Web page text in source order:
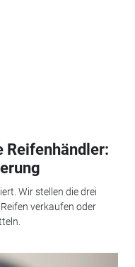
Reifenhändler:
Wir stellen die drei
verkaufen oder